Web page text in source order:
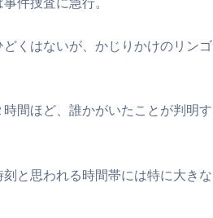
くはないが、かじりかけのリンゴ
間ほど、誰かがいたことが判明す
と思われる時間帯には特に大きな